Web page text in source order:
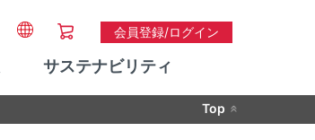
会員登録/ログイン
サステナビリティ
Top